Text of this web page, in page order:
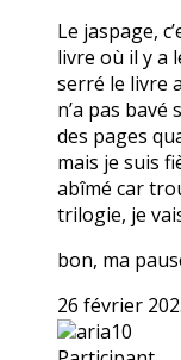
Le jaspage,
livre où il y a
serré le livre
n’a pas
des pages
mais je suis
abîmé car
trilogie, je
bon, ma
26 février
aria10